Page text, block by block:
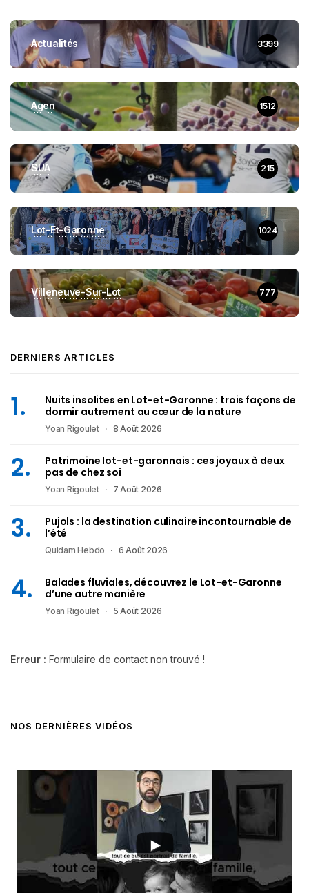
Actualités 3399
Agen 1512
SUA 215
Lot-Et-Garonne 1024
Villeneuve-Sur-Lot 777
DERNIERS ARTICLES
Nuits insolites en Lot-et-Garonne : trois façons de
dormir autrement au cœur de la nature
Yoan Rigoulet 8 Août 2026
Patrimoine lot-et-garonnais : ces joyaux à deux
pas de chez soi
Yoan Rigoulet 7 Août 2026
Pujols : la destination culinaire incontournable de
l’été
Quidam Hebdo 6 Août 2026
Balades fluviales, découvrez le Lot-et-Garonne
d’une autre manière
Yoan Rigoulet 5 Août 2026
Erreur : Formulaire de contact non trouvé !
NOS DERNIÈRES VIDÉOS